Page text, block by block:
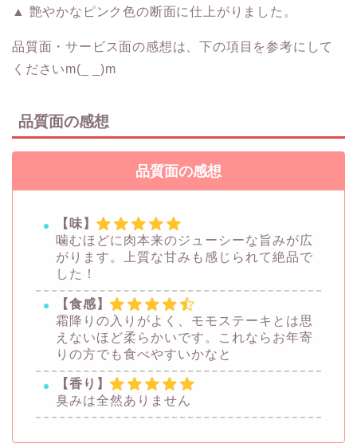
▲ 艶やかなピンク色の断面に仕上がりました。
品質面・サービス面の感想は、下の項目を参考にして
くださいm(_ _)m
品質面の感想
品質面の感想
【味】
噛むほどに肉本来のジューシーな旨みが広
がります。上質な甘みも感じられて絶品で
した！
【食感】
霜降りの入りがよく、モモステーキとは思
えないほど柔らかいです。これならお年寄
りの方でも食べやすいかなと
【香り】
臭みは全然ありません